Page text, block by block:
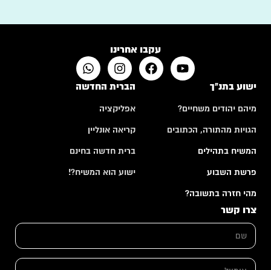
עקבו אחרינו
ישוע בתנ"ך
מיהם יהודים משחיים?
הגויות מהתורה, הכתובים
המשיח בתהילים
פרשת השבוע
מהי חזרה בתשובה?
הברית החדשה
אפליקציה
קריאה אונליין
ברית חדשה בחינם
ישוע הוא המשיח?!
צרו קשר
ש
*
א